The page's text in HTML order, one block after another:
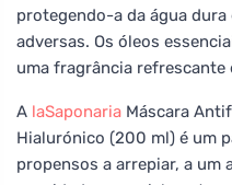
protegendo-a da água
adversas. Os óleos
uma fragrância refrescante
A laSaponaria Máscara
Hialurónico (200 ml) é um
propensos a arrepiar, a um